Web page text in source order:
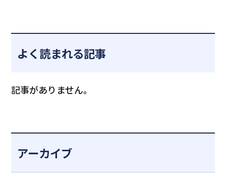
よく読まれる記事
記事がありません。
アーカイブ